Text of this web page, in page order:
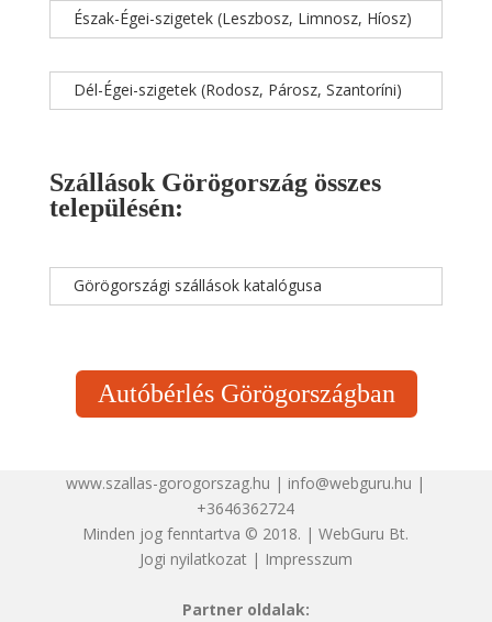
Észak-Égei-szigetek (Leszbosz, Limnosz, Híosz)
Dél-Égei-szigetek (Rodosz, Párosz, Szantoríni)
Szállások Görögország összes
településén:
Görögországi szállások katalógusa
Autóbérlés Görögországban
www.szallas-gorogorszag.hu | info@webguru.hu |
+3646362724
Minden jog fenntartva © 2018. | WebGuru Bt.
Jogi nyilatkozat| Impresszum
Partner oldalak: